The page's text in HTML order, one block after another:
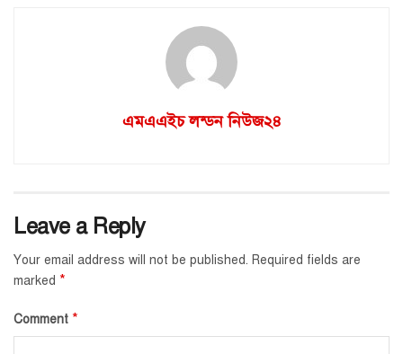
এমএএইচ লন্ডন নিউজ২৪
Leave a Reply
Your email address will not be published. Required fields are
marked *
Comment *